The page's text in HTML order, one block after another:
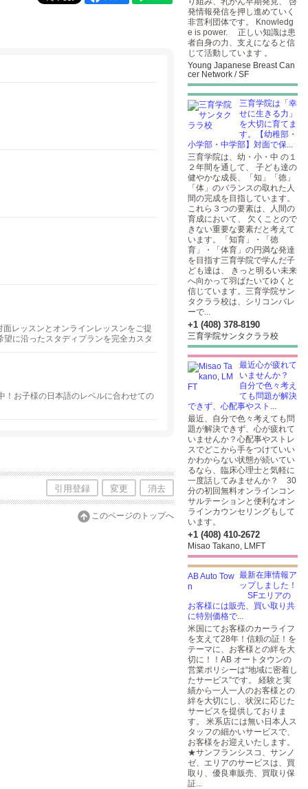
レッスンとオンラインレッスンをご提
に沿ったスタディプランを完全カスタ
！お子様の日本語のレベルに合わせての
引用登録 変更 消去
このページのトップへ
発情報発信を押し進めていく
非営利団体です。 Knowledg
e is power. 正しい知識は患
者自身の力、支えになると信
じて活動しています 。
Young Japanese Breast Can
cer Network / SF
三育学院は「幸
せに生きる力」
を大切に育てま
す。【幼稚部・
小学部・中学部】対面で保...
三育学院は、幼・小・中 の１
２年間を通して、 子ども達の
健やかな成長、「知」「徳」
「体」のバランスの取れた人
間の完成を目指しています。
これら３つの要素は、人間の
育成において、 欠くことので
きない重要な要素だと考えて
います。「知育」・「徳
育」・「体育」の円満な発達
を目指す三育学院で学んだ子
ども達は、 きっと明るい未来
へ向かって羽ばたいてゆくと
信じています。三育学院サン
タクララ校は、シリコンバレ
ーで...
+1 (408) 378-8190
三育学院サンタクララ校
最近心が疲れて
いませんか？
自分で色々考え
ても問題が解決
できず、心配事やスト...
最近、自分で色々考えても問
題が解決できず、心が疲れて
いませんか？心配事やストレ
スでどこから手をつけていい
かわからない状態が続いてい
るなら、臨床心理士と気軽に
一度話してみませんか？ 30
分の初回無料オンラインコン
サルテーションと便利なオン
ラインカウンセリングもして
います。
+1 (408) 410-2672
Misao Takano, LMFT
最新在庫情報ア
ップしました！
SFエリアの
お客様には販売、買い取り共
に特別価格で...
米国にてお客様のカーライフ
を支えて28年！信頼の証！を
テーマに、お客様との絆を大
切に！！AB オートタウンの
営業ポリシーは“地域に密着し
たサービス”です。 経験と実
績から一人一人のお客様との
絆を大切にし、状況に応じた
サービスを提供しておりま
す。 米系店には無い日本人ス
タッフの細かいサービスで、
お客様をお迎えいたします。
★サンフランシスコ、サンノ
ゼ、エリアのサービスは、買
取り、優良車販売、買取り保
証...